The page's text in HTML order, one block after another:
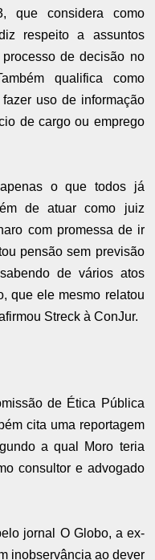
considera como
respeito a assuntos
de decisão no
qualifica como
uso de informação
de cargo ou emprego
o que todos já
de atuar como juiz
com promessa de ir
pensão sem previsão
de vários atos
que ele mesmo relatou
Streck à ConJur.
de Ética Pública
cita uma reportagem
a qual Moro teria
consultor e advogado
jornal O Globo, a ex-
inobservância ao dever